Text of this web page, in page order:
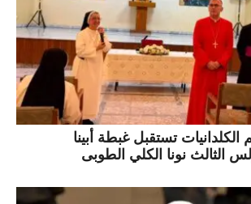
الكلدانيات تستقبل غبطة أبينا
الثالث نونا الكلي الطوبى